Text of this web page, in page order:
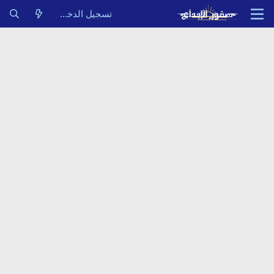
تسجيل الدخول